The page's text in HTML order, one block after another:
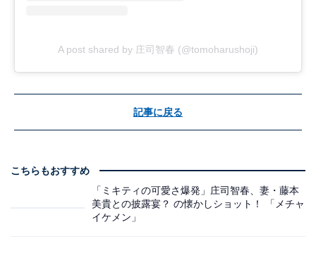
A post shared by 庄司智春 (@tomoharushoji)
記事に戻る
こちらもおすすめ
「ミキティの可愛さ爆発」庄司智春、妻・藤本
美貴との披露宴？ の懐かしショット！ 「メチャ
イケメン」